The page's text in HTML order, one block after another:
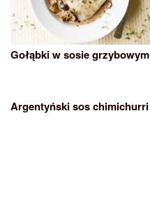
Gołąbki w sosie grzybowym
Argentyński sos chimichurri